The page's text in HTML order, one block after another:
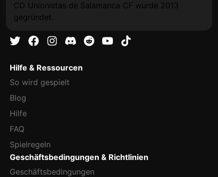
CD Unionistas de Salamanca CF wurde 2013
gegründet.
Hilfe & Ressourcen
So wird gespielt
Blog
Hilfe
FAQ
Spielregeln
Geschäftsbedingungen & Richtlinien
Geschäftsbedingungen